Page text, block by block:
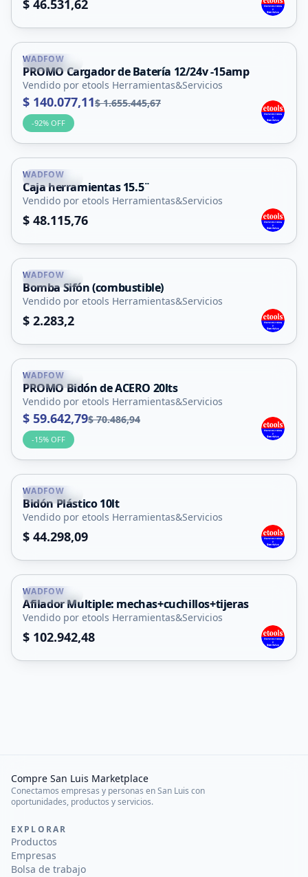
$ 46.531,62
La Punta
WADFOW
PROMO Cargador de Batería 12/24v -15amp
Vendido por etools Herramientas&Servicios
$ 140.077,11$ 1.655.445,67
-92% OFF
La Punta
WADFOW
Caja herramientas 15.5¨
Vendido por etools Herramientas&Servicios
$ 48.115,76
La Punta
WADFOW
Bomba Sifón (combustible)
Vendido por etools Herramientas&Servicios
$ 2.283,2
La Punta
WADFOW
PROMO Bidón de ACERO 20lts
Vendido por etools Herramientas&Servicios
$ 59.642,79$ 70.486,94
-15% OFF
La Punta
WADFOW
Bidón Plástico 10lt
Vendido por etools Herramientas&Servicios
$ 44.298,09
La Punta
WADFOW
Afilador Multiple: mechas+cuchillos+tijeras
Vendido por etools Herramientas&Servicios
$ 102.942,48
Compre San Luis Marketplace
Conectamos empresas y personas en San Luis con
oportunidades, productos y servicios.
EXPLORAR
Productos
Empresas
Bolsa de trabajo